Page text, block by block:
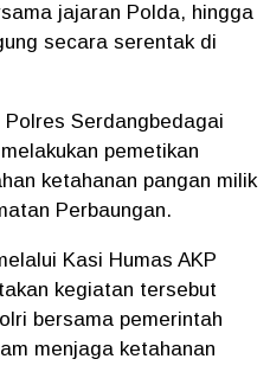
jajaran Polda, hingga
secara serentak di
Serdangbedagai
pemetikan
ketahanan pangan milik
Perbaungan.
Kasi Humas AKP
kegiatan tersebut
bersama pemerintah
menjaga ketahanan